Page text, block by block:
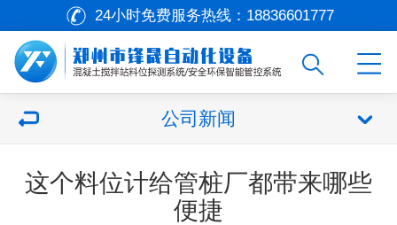
24小时免费服务热线： 18836601777
公司新闻
这个料位计给管桩厂都带来哪些
便捷